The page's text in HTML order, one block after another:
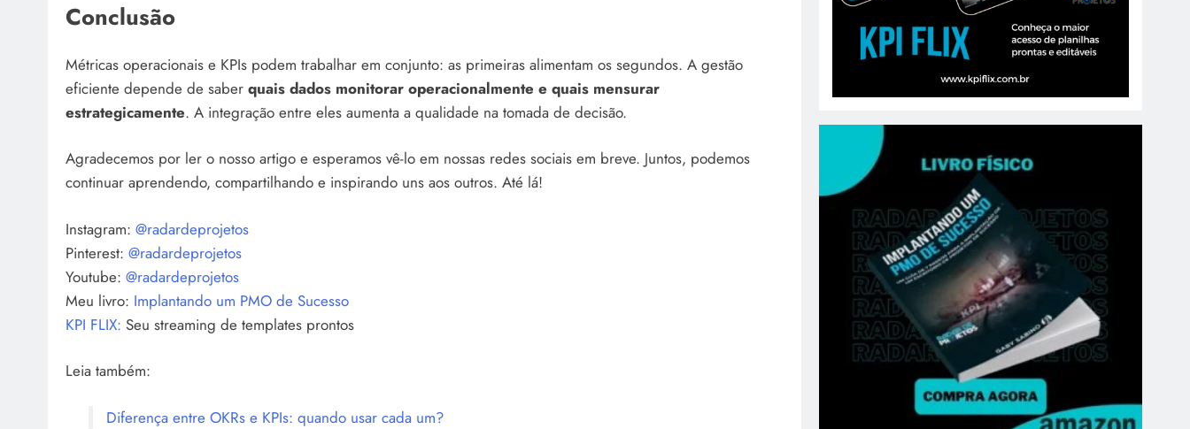
Conclusão
Métricas operacionais e KPIs podem trabalhar em conjunto: as primeiras alimentam os segundos. A gestão
eficiente depende de saber quais dados monitorar operacionalmente e quais mensurar
estrategicamente. A integração entre eles aumenta a qualidade na tomada de decisão.
Agradecemos por ler o nosso artigo e esperamos vê-lo em nossas redes sociais em breve. Juntos, podemos
continuar aprendendo, compartilhando e inspirando uns aos outros. Até lá!
Instagram: @radardeprojetos
Pinterest: @radardeprojetos
Youtube: @radardeprojetos
Meu livro: Implantando um PMO de Sucesso
KPI FLIX: Seu streaming de templates prontos
Leia também:
Diferença entre OKRs e KPIs: quando usar cada um?